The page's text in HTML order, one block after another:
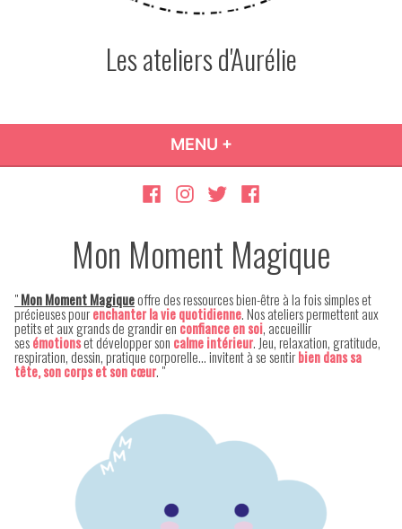
Les ateliers d'Aurélie
MENU +
Page
Instagram
Twitter Compte
Mon Moment Magique
"Mon Moment Magiqueoffre des ressources bien-être à la fois simples et
précieuses pourenchanter la vie quotidienne. Nos ateliers permettent aux
petits et aux grands de grandir en confiance en soi, accueillir
sesémotionset développer son calme intérieur. Jeu, relaxation, gratitude,
respiration, dessin, pratique corporelle… invitent à se sentirbien dans sa
tête, son corps et soncœur. "